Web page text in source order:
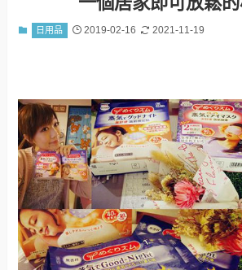
日用品 2019-02-16 2021-11-19